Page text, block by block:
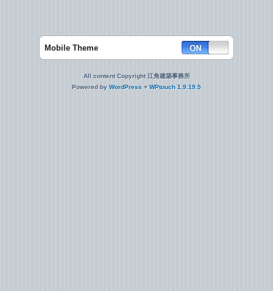
Mobile Theme
All content Copyright 江角建築事務所
Powered by WordPress + WPtouch 1.9.19.5